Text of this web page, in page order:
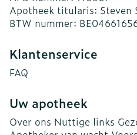
Apotheek titularis: Steven
BTW nummer:
Klantenservice
FAQ
Uw apotheek
Over ons Nuttige links